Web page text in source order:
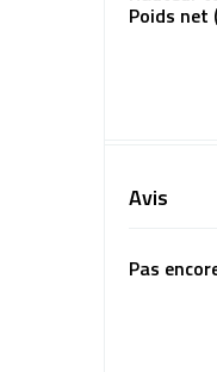
Poids net
Avis
Pas